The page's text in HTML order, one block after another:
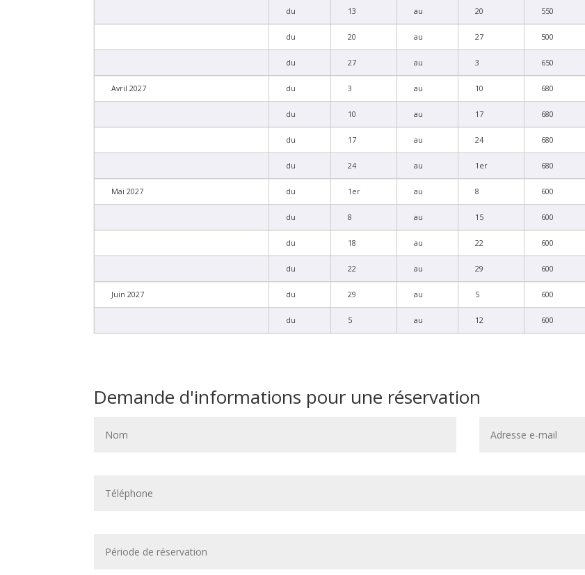
du 13 au 20 550
du 20 au 27 500
du 27 au 3 650
Avril 2027 du 3 au 10 680
du 10 au 17 680
du 17 au 24 680
du 24 au 1er 680
Mai 2027 du 1er au 8 600
du 8 au 15 600
du 18 au 22 600
du 22 au 29 600
Juin 2027 du 29 au 5 600
du 5 au 12 600
Demande d'informations pour une réservation